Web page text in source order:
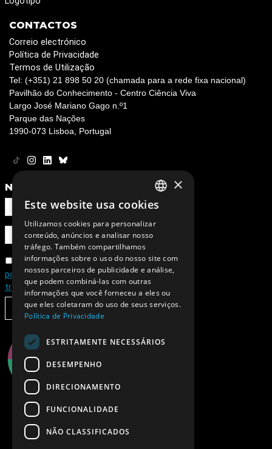
CONTACTOS
Correio electrónico
Política de Privacidade
Termos de Utilização
Tel: (+351) 21 898 50 20 (chamada para a rede fixa nacional)
Pavilhão do Conhecimento - Centro Ciência Viva
Largo José Mariano Gago n.º1
Parque das Nações
1990-073 Lisboa, Portugal
NEWSLETTER
Concordo com a
política de privacidade e de
tratamento de dados pessoais
SUBSCREVER
PORTUGUESE
ENGLISH
×
Este website usa cookies
Utilizamos cookies para personalizar
conteúdo, anúncios e analisar nosso
tráfego. Também compartilhamos
informações sobre o uso do nosso site com
nossos parceiros de publicidade e análise,
que podem combiná-las com outras
informações que você forneceu a eles ou
que eles coletaram do uso de seus serviços.
Política de Privacidade
ESTRITAMENTE NECESSÁRIOS
DESEMPENHO
DIRECIONAMENTO
FUNCIONALIDADE
NÃO CLASSIFICADOS